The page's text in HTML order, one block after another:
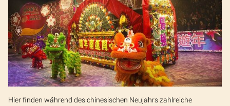
Hier finden während des chinesischen Neujahrs zahlreiche